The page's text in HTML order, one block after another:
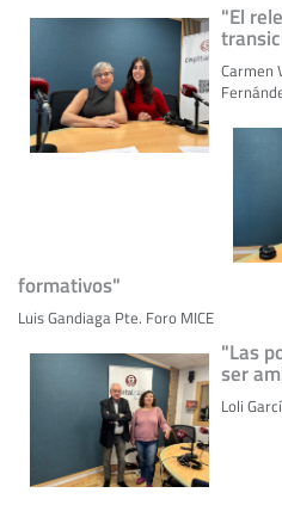
"El
Carmen
formativos"
Luis Gandiaga Pte. Foro MICE
"Las
ser
Loli